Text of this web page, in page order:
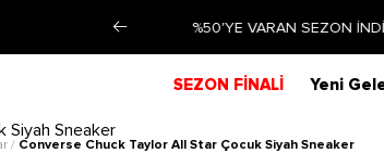
Siparişin 1-3 iş günü
SEZON FİNALİ Yeni
/ Converse Chuck Taylor All Star Çocuk Siyah Sneaker